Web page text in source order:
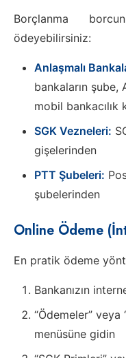
Borçlanma
ödeyebilirsiniz:
Anlaşmalı
bankaların şube,
mobil bankacılık
SGK Vezneleri:
gişelerinden
PTT Şubeleri:
şubelerinden
Online Ödeme
En pratik ödeme
Bankanızın
“Ödemeler” veya
menüsüne gidin